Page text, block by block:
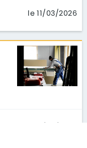
le 11/03/2026